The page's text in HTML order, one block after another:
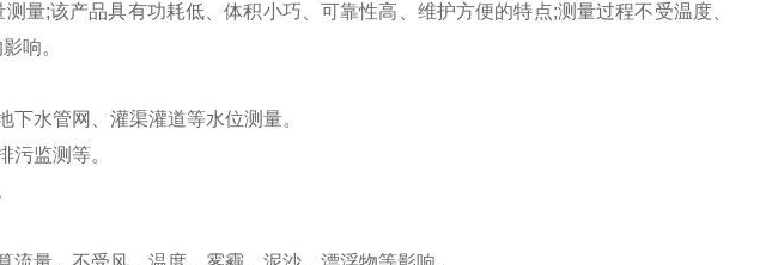
量;该产品具有功耗低、体积小巧、可靠性高、维护方便的特点;测量过程不受温度、
响。
水管网、灌渠灌道等水位测量。
监测等。